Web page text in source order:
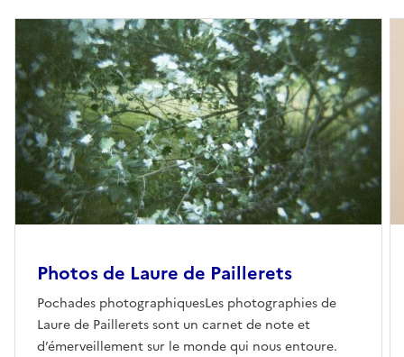
Photos de Laure de Paillerets
Pochades photographiquesLes photographies de
Laure de Paillerets sont un carnet de note et
d’émerveillement sur le monde qui nous entoure.